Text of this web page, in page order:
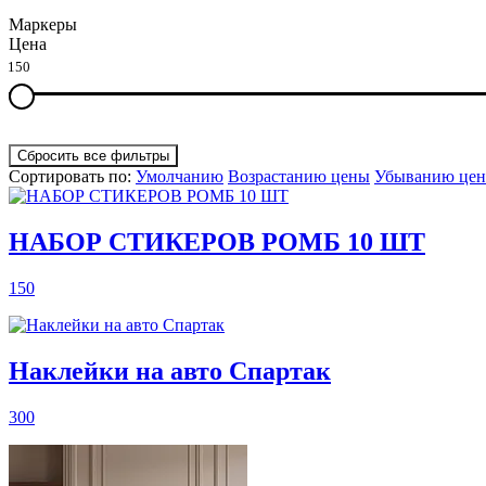
Маркеры
Цена
150
Сортировать по: Умолчанию Возрастанию цены Убыванию
НАБОР СТИКЕРОВ РОМБ 10 ШТ
150
Наклейки на авто Спартак
300